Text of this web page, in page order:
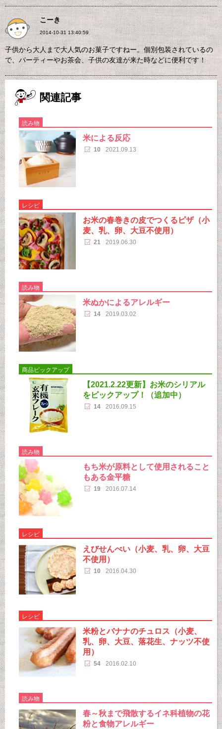
こーき
2014-10-31 13:40:59
子供から大人まで大人気のお菓子ですねー。個別包装されているの
で、パーティーやお茶会、子供の友達が来た時などに便利です！
関連記事
読み物
米による反応
10 2021.09.13
レシピ
お米の春巻きの皮でつくるピザ（小
麦、乳、卵、大豆不使用）
21 2019.06.30
読み物
米ぬかによるアレルギー
14 2019.03.02
商品ピックアップ
【2021.2.22更新】お米のシリアル
をピックアップ！（追加中）
14 2016.09.15
読み物
もち米が原料として使用されること
もある金平糖
19 2016.07.14
レシピ
えびせんべい（小麦、乳、卵、大豆
不使用）
10 2016.04.30
レシピ
米粉とバナナのチュロス（小麦、
乳、卵、大豆、落花生、ナッツ不使
用）
54 2016.02.10
読み物
春～秋まで飛散するイネ科植物の花
粉と食物アレルギー